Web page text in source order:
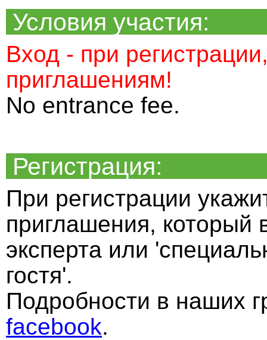
Условия участия:
Вход - при
приглашениям!
No entrance fee.
Регистрация:
При регистрации
приглашения, который
эксперта или
гостя'.
Подробности в наших
facebook.